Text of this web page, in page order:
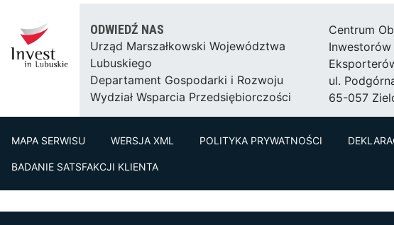
ODWIEDŹ NAS
Urząd Marszałkowski Województwa
Lubuskiego
Departament Gospodarki i Rozwoju
Wydział Wsparcia Przedsiębiorczości
Centrum
Inwestorów
ul.
65-057
MAPA SERWISU WERSJA XML POLITYKA PRYWATNOŚCI
BADANIE SATSFAKCJI KLIENTA